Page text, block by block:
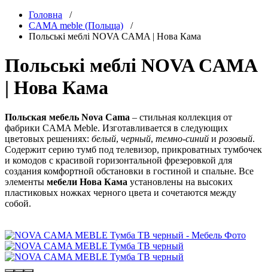
Головна /
CAMA meble (Польща) /
Польські меблі NOVA CAMA | Нова Кама
Польські меблі NOVA CAMA
| Нова Кама
Польская мебель Nova Cama – стильная коллекция от
фабрики CAMA Meble. Изготавливается в следующих
цветовых решениях: белый, черный, темно-синий и розовый.
Содержит серию тумб под телевизор, прикроватных тумбочек
и комодов с красивой горизонтальной фрезеровкой для
создания комфортной обстановки в гостиной и спальне. Все
элементы мебели Нова Кама установлены на высоких
пластиковых ножках черного цвета и сочетаются между
собой.